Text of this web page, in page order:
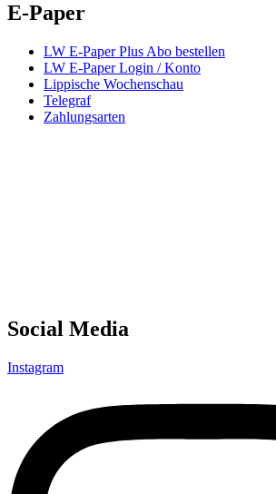
E-Paper
LW E-Paper Plus Abo bestellen
LW E-Paper Login / Konto
Lippische Wochenschau
Telegraf
Zahlungsarten
Social Media
Instagram